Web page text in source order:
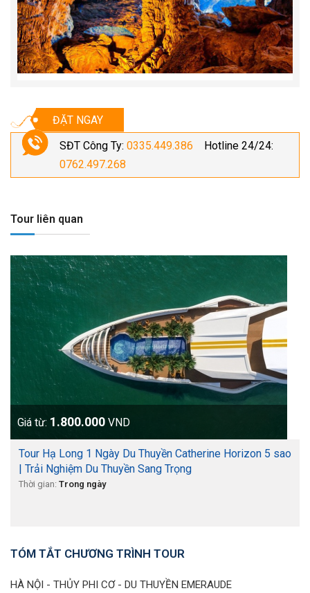
ĐẶT NGAY
SĐT Công Ty: 0335.449.386 Hotline 24/24:
0762.497.268
Tour liên quan
Giá từ: 1.800.000 VND
Tour Hạ Long 1 Ngày Du Thuyền Catherine Horizon 5 sao
| Trải Nghiệm Du Thuyền Sang Trọng
Thời gian: Trong ngày
TÓM TẮT CHƯƠNG TRÌNH TOUR
HÀ NỘI - THỦY PHI CƠ - DU THUYỀN EMERAUDE